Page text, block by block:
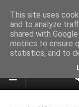
This site uses
and to analyze
shared with
metrics to ensure
statistics, and to